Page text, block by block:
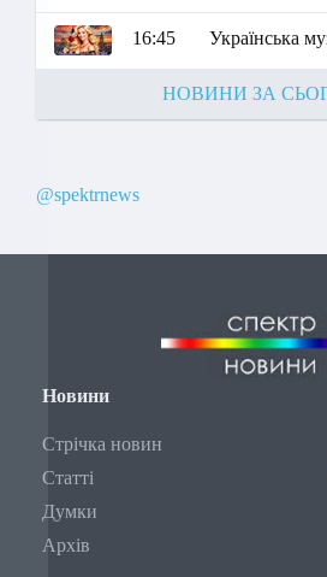
16:45 Українська
НОВИНИ ЗА
@spektrnews
Новини
Стрічка новин
Статті
Думки
Архів